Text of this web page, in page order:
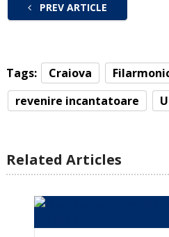
PREV ARTICLE
Tags: Craiova
revenire incantatoare
Related Articles